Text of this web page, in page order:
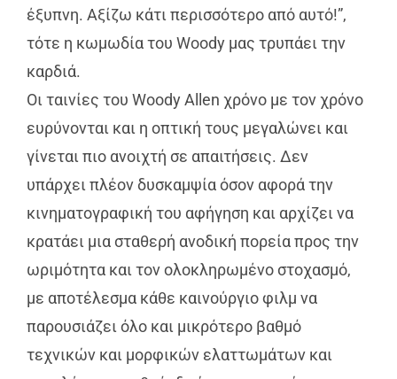
έξυπνη. Αξίζω κάτι περισσότερο από αυτό!”,
τότε η κωμωδία του Woody μας τρυπάει την
καρδιά.
Οι ταινίες του Woody Allen χρόνο με τον χρόνο
ευρύνονται και η οπτική τους μεγαλώνει και
γίνεται πιο ανοιχτή σε απαιτήσεις. Δεν
υπάρχει πλέον δυσκαμψία όσον αφορά την
κινηματογραφική του αφήγηση και αρχίζει να
κρατάει μια σταθερή ανοδική πορεία προς την
ωριμότητα και τον ολοκληρωμένο στοχασμό,
με αποτέλεσμα κάθε καινούργιο φιλμ να
παρουσιάζει όλο και μικρότερο βαθμό
τεχνικών και μορφικών ελαττωμάτων και